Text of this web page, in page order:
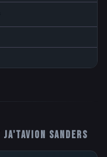
Ja'Tavion Sanders